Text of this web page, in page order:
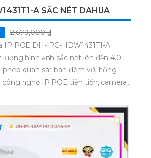
A SẮC NÉT DAHUA
2,670,000 ₫
IP POE DH-IPC-HDW1431T1-A
lượng hình ảnh sắc nét lên đến 4.0
phép quan sát ban đêm với hồng
công nghệ IP POE tiên tiến, camera
cho căn hộ, nhà phố với thiết kế